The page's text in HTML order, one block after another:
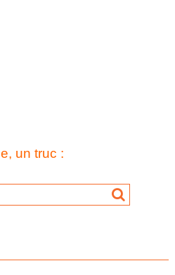
un truc :